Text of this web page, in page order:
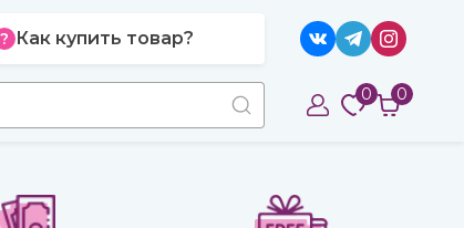
Как купить товар?
0 0